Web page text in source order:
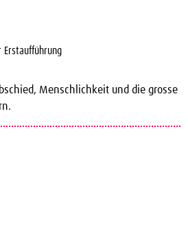
Erstaufführung
Menschlichkeit und die grosse